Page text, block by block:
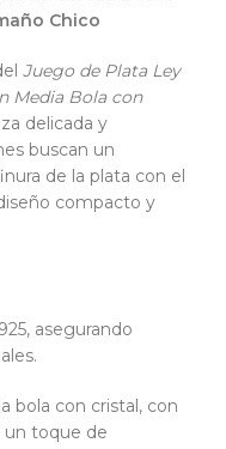
Chico
Juego de Plata Ley
Media Bola con
delicada y
buscan un
de la plata con el
compacto y
asegurando
bola con cristal, con
un toque de